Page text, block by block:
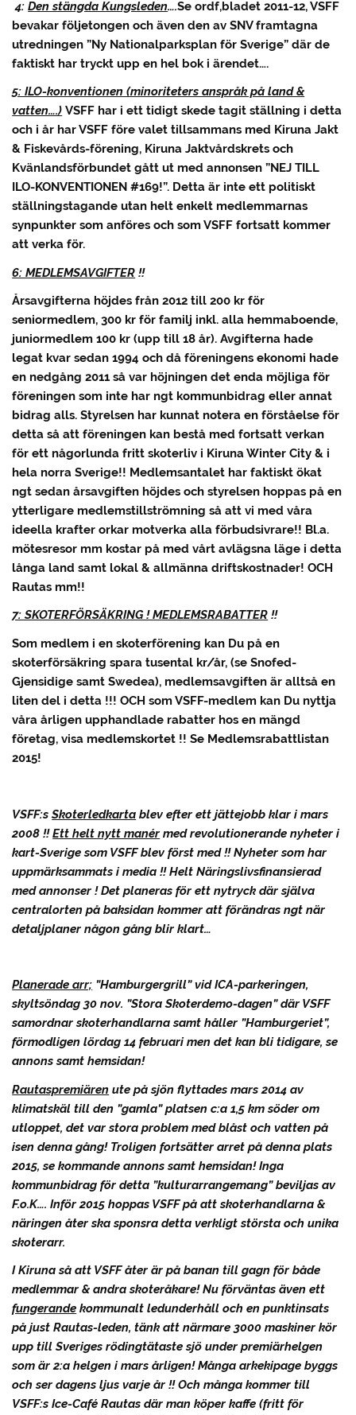
4:Den stängda Kungsleden….Se ordf,bladet 2011-12, VSFF
bevakar följetongen och även den av SNV framtagna
utredningen ”Ny Nationalparksplan för Sverige” där de
faktiskt har tryckt upp en hel bok i ärendet….
5: ILO-konventionen (minoriteters anspråk på land &
vatten….) VSFF har i ett tidigt skede tagit ställning i detta
och i år har VSFF före valet tillsammans med Kiruna Jakt
& Fiskevårds-förening, Kiruna Jaktvårdskrets och
Kvänlandsförbundet gått ut med annonsen ”NEJ TILL
ILO-KONVENTIONEN #169!”. Detta är inte ett politiskt
ställningstagande utan helt enkelt medlemmarnas
synpunkter som anföres och som VSFF fortsatt kommer
att verka för.
6: MEDLEMSAVGIFTER !!
Årsavgifterna höjdes från 2012 till 200 kr för
seniormedlem, 300 kr för familj inkl. alla hemmaboende,
juniormedlem 100 kr (upp till 18 år). Avgifterna hade
legat kvar sedan 1994 och då föreningens ekonomi hade
en nedgång 2011 så var höjningen det enda möjliga för
föreningen som inte har ngt kommunbidrag eller annat
bidrag alls. Styrelsen har kunnat notera en förståelse för
detta så att föreningen kan bestå med fortsatt verkan
för ett någorlunda fritt skoterliv i Kiruna Winter City & i
hela norra Sverige!! Medlemsantalet har faktiskt ökat
ngt sedan årsavgiften höjdes och styrelsen hoppas på en
ytterligare medlemstillströmning så att vi med våra
ideella krafter orkar motverka alla förbudsivrare!! Bl.a.
mötesresor mm kostar på med vårt avlägsna läge i detta
långa land samt lokal & allmänna driftskostnader! OCH
Rautas mm!!
7: SKOTERFÖRSÄKRING ! MEDLEMSRABATTER !!
Som medlem i en skoterförening kan Du på en
skoterförsäkring spara tusental kr/år, (se Snofed-
Gjensidige samt Swedea), medlemsavgiften är alltså en
liten del i detta !!! OCH som VSFF-medlem kan Du nyttja
våra årligen upphandlade rabatter hos en mängd
företag, visa medlemskortet !! Se Medlemsrabattlistan
2015!
VSFF:sSkoterledkarta blev efter ett jättejobb klar i mars
2008 !!Ett helt nytt manér med revolutionerande nyheter i
kart-Sverige som VSFF blev först med !! Nyheter som har
uppmärksammats i media !! Helt Näringslivsfinansierad
med annonser ! Det planeras för ett nytryck där själva
centralorten på baksidan kommer att förändras ngt när
detaljplaner någon gång blir klart…
Planerade arr; ”Hamburgergrill” vid ICA-parkeringen,
skyltsöndag 30 nov. ”Stora Skoterdemo-dagen” där VSFF
samordnar skoterhandlarna samt håller ”Hamburgeriet”,
förmodligen lördag 14 februari men det kan bli tidigare, se
annons samt hemsidan!
Rautaspremiären ute på sjön flyttades mars 2014 av
klimatskäl till den ”gamla” platsen c:a 1,5 km söder om
utloppet, det var stora problem med blåst och vatten på
isen denna gång! Troligen fortsätter arret på denna plats
2015, se kommande annons samt hemsidan! Inga
kommunbidrag för detta ”kulturarrangemang” beviljas av
F.o.K…. Inför 2015 hoppas VSFF på att skoterhandlarna &
näringen åter ska sponsra detta verkligt största och unika
skoterarr.
I Kiruna så att VSFF åter är på banan till gagn för både
medlemmar & andra skoteråkare!Nu förväntas även ett
fungerande kommunalt ledunderhåll och en punktinsats
på just Rautas-leden, tänk att närmare 3000 maskiner kör
upp till Sveriges rödingtätaste sjö under premiärhelgen
som är 2:a helgen i mars årligen! Många arkekipage byggs
och ser dagens ljus varje år !! Och många kommer till
VSFF:s Ice-Café Rautas där man köper kaffe (fritt för